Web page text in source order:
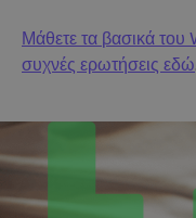
Μάθετε τα βασικά του
συχνές ερωτήσεις εδώ